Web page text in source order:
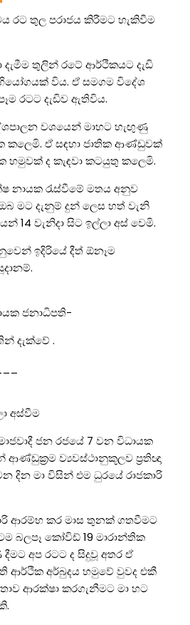
රට තුල පරාජය කිරීමට හැකිවීම
තුලින් රටේ ආර්ථිකයට දැඩි
විය. ඒ සමගම විදේශ
රටට දැඩිව ඇතිවිය.
වශයෙන් මාහට හැඟුණු
කලෙමි. ඒ සඳහා ජාතික ආණ්ඩුවක්
හමුවක් ද කැඳවා කටයුතු කලෙමි.
නායක රැස්වීමේ මතය අනුව
මට දැනුම් දුන් ලෙස හත් වැනි
14 වැනිදා සිට ඉල්ලා අස් වෙමි.
ඉදිරියේ දීත් ඕනෑම
ජනාධිපති-
දැක්වේ .
අස්වීම
ජන රජයේ 7 වන විධායක
ආණ්ඩුක්‍රම ව්‍යවස්ථානුකූලව ප්‍රතිඥා
දින මා විසින් එම ධුරයේ රාජකාරි
ආරම්භ කර මාස තුනක් ගතවීමට
බලපෑ කෝවිඩ් 19 මාරාන්තික
අප රටට ද සිදුවූ අතර ඒ
ආර්ථික අර්බුදය හමුවේ වුවද එකී
ආරක්ෂා කරගැනීමට මා හට